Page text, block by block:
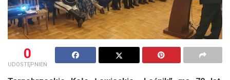
0
UDOSTĘPNIEŃ